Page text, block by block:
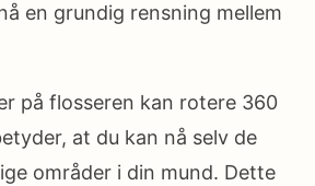
en grundig rensning mellem
på flosseren kan rotere 360
at du kan nå selv de
områder i din mund. Dette